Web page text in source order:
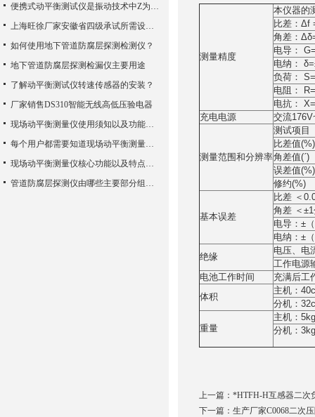
测量精度
本仪器的
比差：Δf
角差：
电导：
电纳：
负荷：
电阻：
电抗：
充电电源
交流
测量范围和分辨率
测试项目
比差值(%)
角差值(ˊ)
误差值(%)
修约(%)
基本误差
比差 ＜
角差 ＜
电导：±
电纳：±
绝缘
电压、电
工作电源
电池工作时间
充满后工
体积
主机：
分机：
重量
主机：5kg
分机：
上一篇： *HTFH-H互感器二次
下一篇： 生产厂家C0068二次
便携式动平衡测试仪是振动技术中Z为理想之工具
上海旺徐厂家安徽省四级承试所需设备配置清单
如何使用地下管道防腐层探测检测仪？
地下管道防腐层探测检漏仪主要用途
了解动平衡测试仪转速传感器的安装？
厂家销售DS310智能无线高低压验电器
现场动平衡测量仪使用须知以及功能特性
每个用户都需要知道现场动平衡测量仪的一些知识
现场动平衡测量仪核心功能以及特点使用方法
管道防腐层探测仪由哪些主要部分组成？